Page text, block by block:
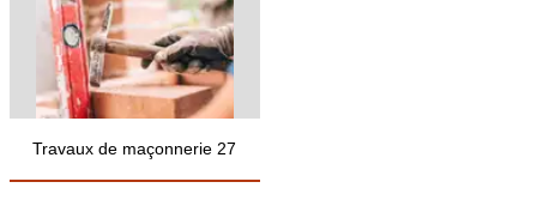
Travaux de maçonnerie 27